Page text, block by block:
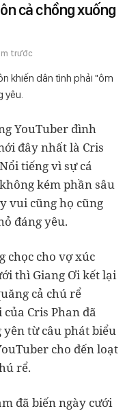
cả chồng xuống
trước
khiến dân tình phải "ôm
yêu.
YouTuber đình
đây nhất là Cris
tiếng vì sự cá
kém phần sâu
vui cũng họ cũng
đáng yêu.
chọc cho vợ xúc
thì Giang Ơi kết lại
cả chú rể
Cris Phan đã
từ câu phát biểu
cho đến loạt
rể.
đã biến ngày cưới